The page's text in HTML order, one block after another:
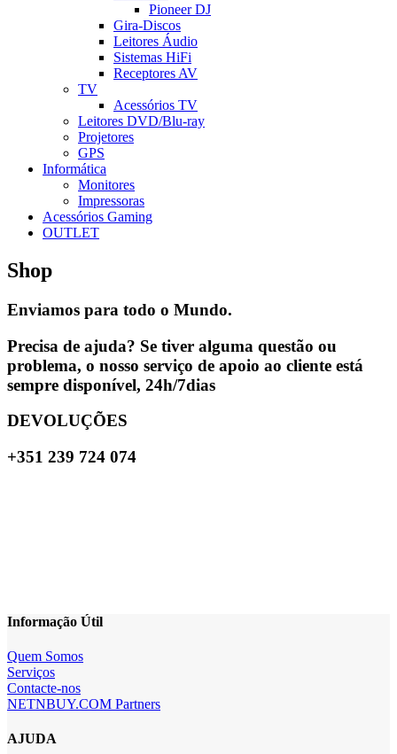
Pioneer DJ
Gira-Discos
Leitores Áudio
Sistemas HiFi
Receptores AV
TV
Acessórios TV
Leitores DVD/Blu-ray
Projetores
GPS
Informática
Monitores
Impressoras
Acessórios Gaming
OUTLET
Shop
Enviamos para todo o Mundo.
Precisa de ajuda? Se tiver alguma questão ou
problema, o nosso serviço de apoio ao cliente está
sempre disponível, 24h/7dias
DEVOLUÇÕES
+351 239 724 074
Informação Útil
Quem Somos
Serviços
Contacte-nos
NETNBUY.COM Partners
AJUDA